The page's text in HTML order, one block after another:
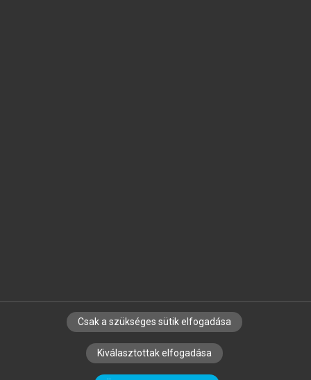
SZERZŐKNEK CÉGEKNEK KÖNYVTÁROSOKNAK
SZERKESZTÉSI ÉS LEKTORÁLÁSI ALAPELVEK
Csak a szükséges sütik elfogadása
Kiválasztottak elfogadása